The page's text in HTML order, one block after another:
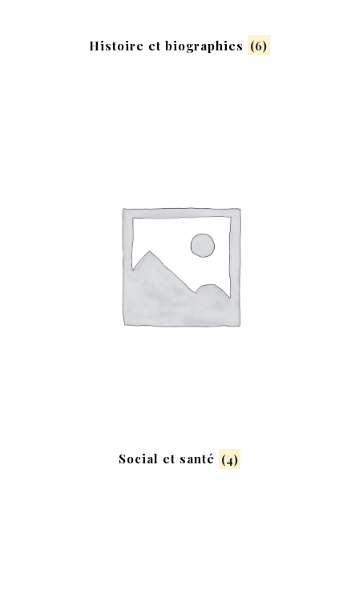
Histoire et biographies (6)
Social et santé (4)